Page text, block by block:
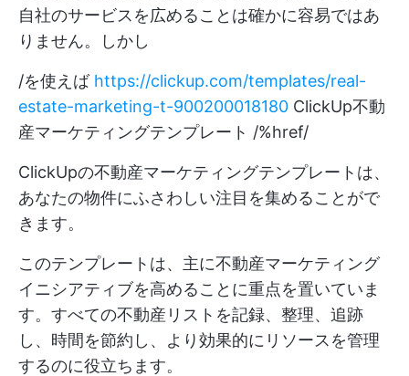
自社のサービスを広めることは確かに容易ではあ
りません。しかし
/を使えば https://clickup.com/templates/real-
estate-marketing-t-900200018180 ClickUp不動
産マーケティングテンプレート /%href/
ClickUpの不動産マーケティングテンプレートは、
あなたの物件にふさわしい注目を集めることがで
きます。
このテンプレートは、主に不動産マーケティング
イニシアティブを高めることに重点を置いていま
す。すべての不動産リストを記録、整理、追跡
し、時間を節約し、より効果的にリソースを管理
するのに役立ちます。